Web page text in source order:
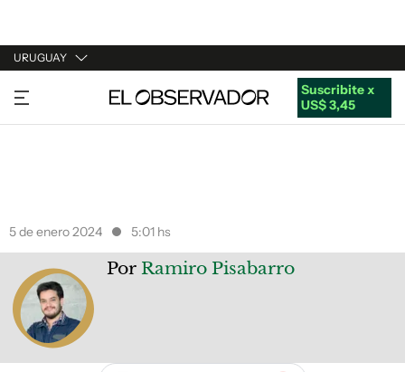
URUGUAY
URUGUAY
ARGENTINA
Suscribite x
US$ 3,45
5 de enero 2024 5:01 hs
Por Ramiro Pisabarro